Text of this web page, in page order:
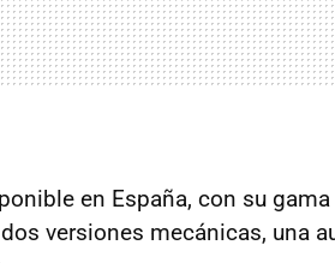
en España, con su
versiones mecánicas, una